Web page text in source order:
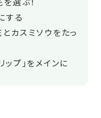
する
カスミソウをたっ
ップ」をメインに